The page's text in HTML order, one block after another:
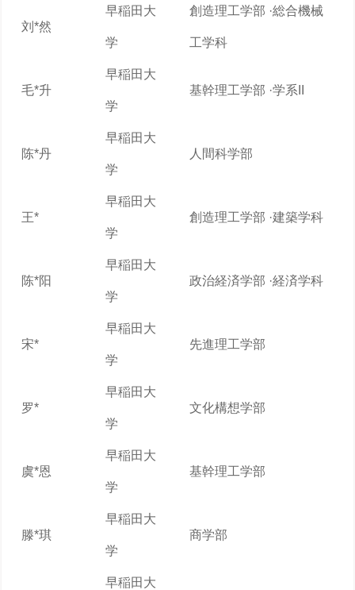
刘*然
早稲田大
学
創造理工学部 ·総合機械
工学科
毛*升
早稲田大
学
基幹理工学部 ·学系II
陈*丹
早稲田大
学
人間科学部
王*
早稲田大
学
創造理工学部 ·建築学科
陈*阳
早稲田大
学
政治経済学部 ·経済学科
宋*
早稲田大
学
先進理工学部
罗*
早稲田大
学
文化構想学部
虞*恩
早稲田大
学
基幹理工学部
滕*琪
早稲田大
学
商学部
早稲田大